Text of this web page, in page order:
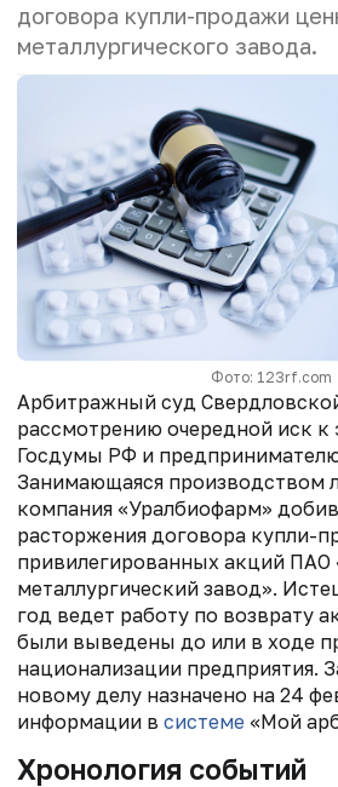
договора купли-продажи
металлургического завода.
Фото: 123rf.com
Арбитражный суд
рассмотрению очередной иск к
Госдумы РФ и
Занимающаяся производством
компания «Уралбиофарм»
расторжения договора купли-
привилегированных акций
металлургический завод».
год ведет работу по возврату
были выведены до или в ходе
национализации предприятия.
новому делу назначено на 24
информации в системе «Мой
Хронология событий